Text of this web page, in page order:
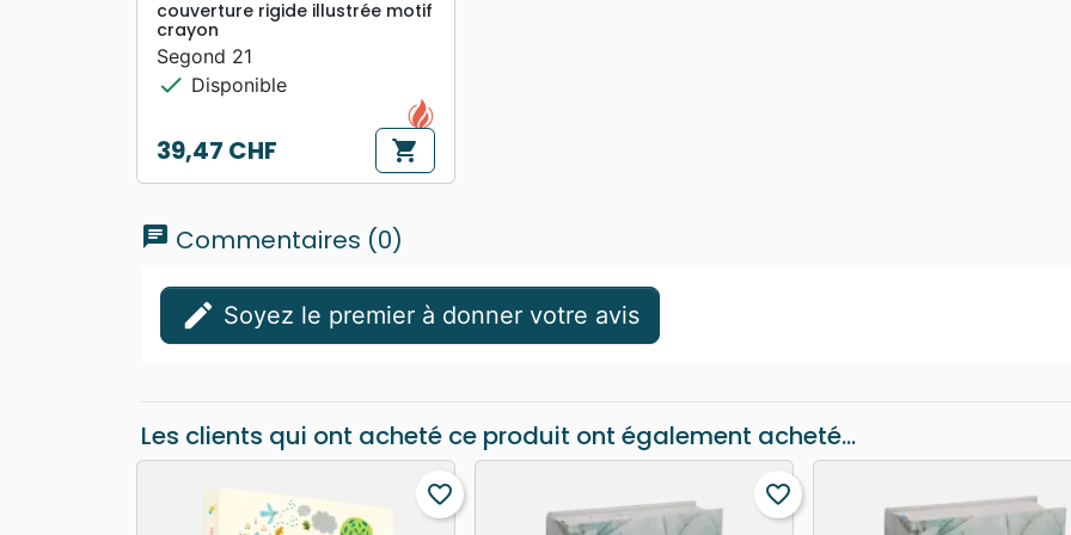
couverture rigide illustrée motif
crayon
Segond 21
check Disponible
Prix
39,47 CHF shopping_cart
chat Commentaires (0)
edit Soyez le premier à donner votre avis
Les clients qui ont acheté ce produit ont également acheté...
favorite_border favorite_border